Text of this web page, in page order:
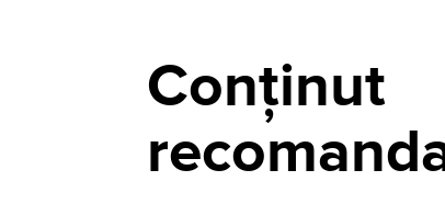
Conținut